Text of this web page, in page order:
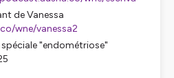
de Vanessa
wne/vanessa2
spéciale "endométriose"